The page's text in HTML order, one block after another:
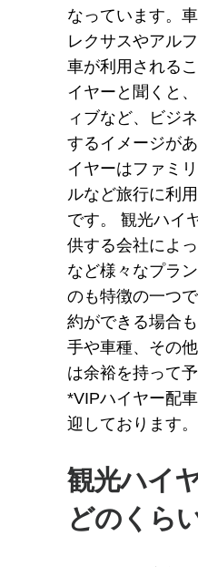
なっています。
レクサスやアル
車が利用される
イヤーと聞くと
ィブなど、ビジ
するイメージが
イヤーはファミ
ルなど旅行に利
です。 観光ハイ
供する会社によ
など様々なプラ
のも特徴の一つ
約ができる場合
手や車種、その
は余裕を持って
*VIPハイヤー配
迎しております。
観光ハイ
どのくら